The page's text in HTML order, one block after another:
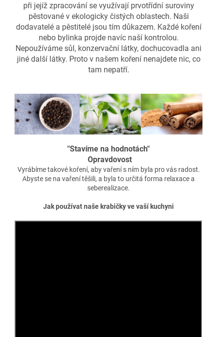
při jejíž zpracování se využívají prvotřídní suroviny
pěstované v ekologicky čistých oblastech. Naši
dodavatelé a pěstitelé jsou tím důkazem. Každé koření
nebo bylinka projde navíc naší kontrolou.
Nepoužíváme sůl, konzervační látky, dochucovadla ani
jiné další látky. Proto v našem koření nenajdete nic, co
tam nepatří.
"Stavíme na hodnotách"
Opravdovost
Vyrábíme takové koření, aby vaření s ním byla pro vás radost.
Abyste se na vaření těšili, a byla to určitá forma relaxace a
seberealizace.
Jak používat naše krabičky ve vaší kuchyni